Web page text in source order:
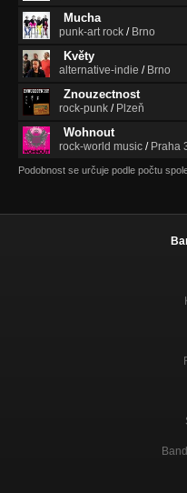
Šaľena ja bula
Bublinky
Palety
Bublinky
Dotykáč
Bublinky
Bublinky
Mucha
punk-art rock / Brno
Květy
alternative-indie / Brno
Znouzectnost
rock-punk / Plzeň
Wohnout
rock-world music / Praha
Podobnost se určuje podle počtu